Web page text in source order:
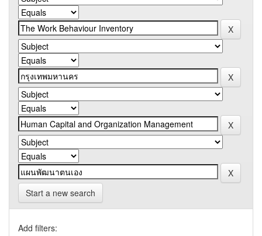
Start a new search
Add filters: